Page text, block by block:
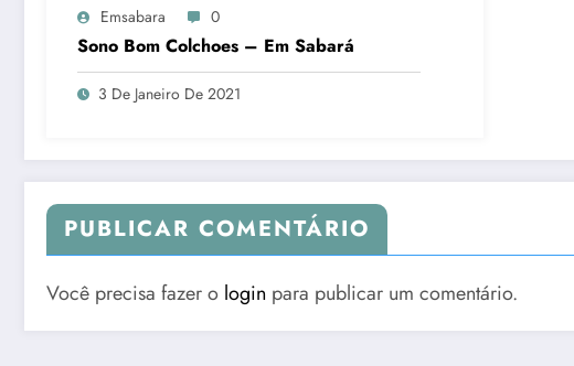
Emsabara 0
Sono Bom Colchoes – Em Sabará
3 De Janeiro De 2021
PUBLICAR COMENTÁRIO
Você precisa fazer o login para publicar um comentário.